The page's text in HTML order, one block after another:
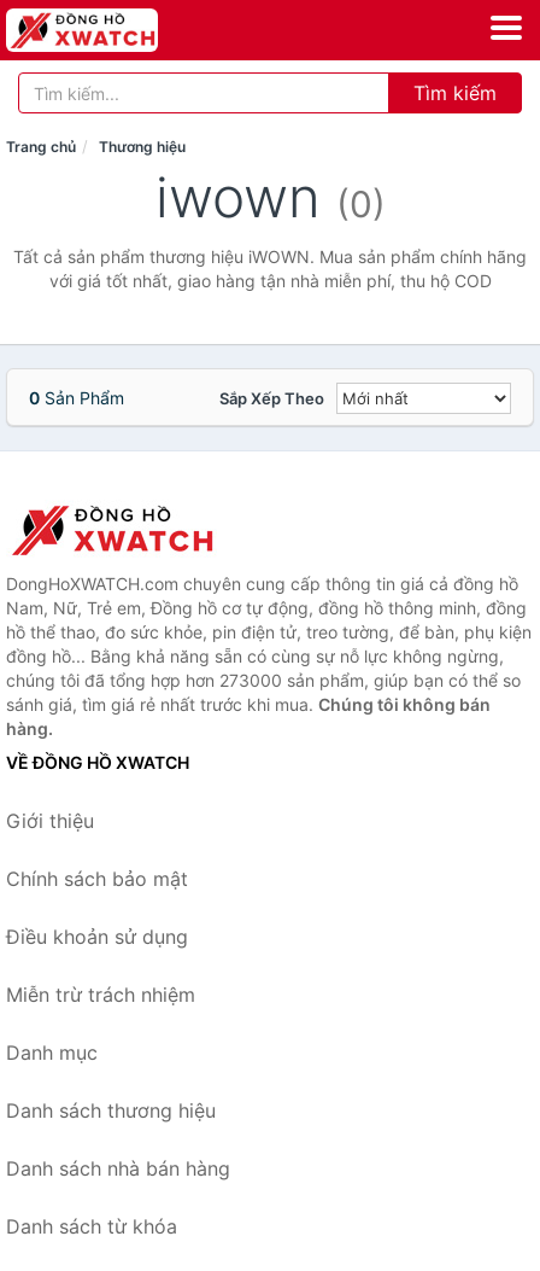
Tìm kiếm
Trang chủ Thương hiệu
iwown (0)
Tất cả sản phẩm thương hiệu iWOWN. Mua sản phẩm chính hãng
với giá tốt nhất, giao hàng tận nhà miễn phí, thu hộ COD
0 Sản Phẩm Sắp Xếp Theo
DongHoXWATCH.com chuyên cung cấp thông tin giá cả đồng hồ
Nam, Nữ, Trẻ em, Đồng hồ cơ tự động, đồng hồ thông minh, đồng
hồ thể thao, đo sức khỏe, pin điện tử, treo tường, để bàn, phụ kiện
đồng hồ... Bằng khả năng sẵn có cùng sự nỗ lực không ngừng,
chúng tôi đã tổng hợp hơn 273000 sản phẩm, giúp bạn có thể so
sánh giá, tìm giá rẻ nhất trước khi mua. Chúng tôi không bán
hàng.
VỀ ĐỒNG HỒ XWATCH
Giới thiệu
Chính sách bảo mật
Điều khoản sử dụng
Miễn trừ trách nhiệm
Danh mục
Danh sách thương hiệu
Danh sách nhà bán hàng
Danh sách từ khóa